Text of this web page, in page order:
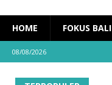
HOME FOKUS BALI
08/08/2026